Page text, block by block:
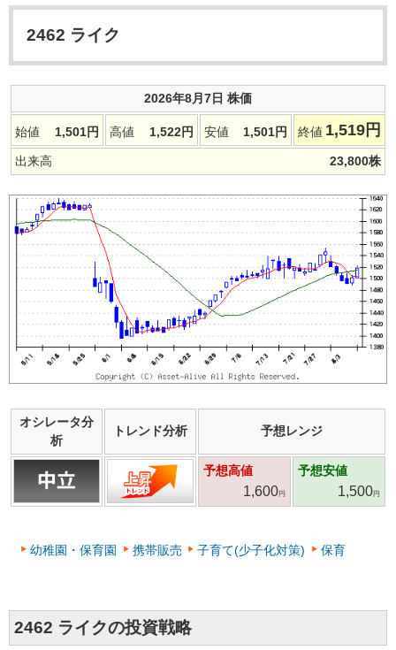
2462 ライク
2026年8月7日 株価
始値 1,501円 高値 1,522円 安値 1,501円 終値 1,519 円
出来高 23,800株
オシレータ分
析
トレンド分析 予想レンジ
予想高値
1,600円
予想安値
1,500円
幼稚園・保育園 携帯販売 子育て(少子化対策) 保育
2462 ライクの投資戦略